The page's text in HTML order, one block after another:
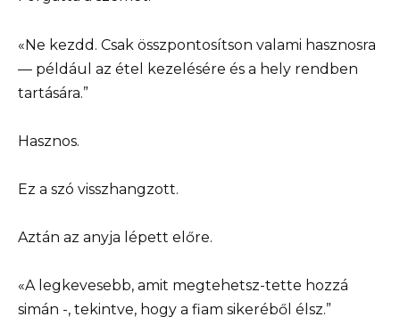
«Ne kezdd. Csak összpontosítson valami hasznosra
— például az étel kezelésére és a hely rendben
tartására.”
Hasznos.
Ez a szó visszhangzott.
Aztán az anyja lépett előre.
«A legkevesebb, amit megtehetsz-tette hozzá
simán -, tekintve, hogy a fiam sikeréből élsz.”